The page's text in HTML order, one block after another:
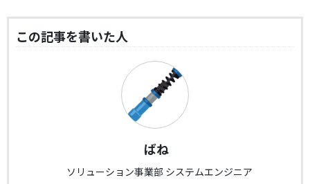
この記事を書いた人
ばね
ソリューション事業部 システムエンジニア